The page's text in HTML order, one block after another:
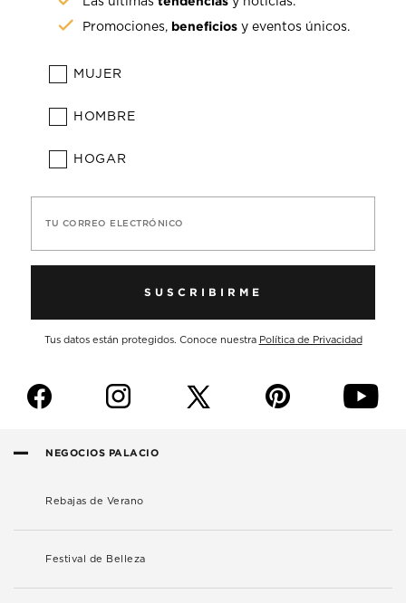
Promociones, beneficios y eventos únicos.
MUJER
HOMBRE
HOGAR
TU CORREO ELECTRÓNICO
SUSCRIBIRME
Tus datos están protegidos. Conoce nuestra Política de Privacidad
f i p y
NEGOCIOS PALACIO
Rebajas de Verano
Festival de Belleza